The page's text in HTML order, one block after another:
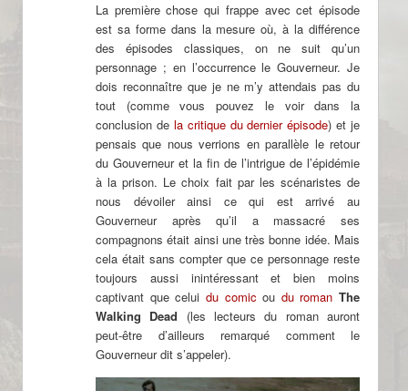
La première chose qui frappe avec cet épisode
est sa forme dans la mesure où, à la différence
des épisodes classiques, on ne suit qu’un
personnage ; en l’occurrence le Gouverneur. Je
dois reconnaître que je ne m’y attendais pas du
tout (comme vous pouvez le voir dans la
conclusion de la critique du dernier épisode) et je
pensais que nous verrions en parallèle le retour
du Gouverneur et la fin de l’intrigue de l’épidémie
à la prison. Le choix fait par les scénaristes de
nous dévoiler ainsi ce qui est arrivé au
Gouverneur après qu’il a massacré ses
compagnons était ainsi une très bonne idée. Mais
cela était sans compter que ce personnage reste
toujours aussi inintéressant et bien moins
captivant que celui du comic ou du roman The
Walking Dead (les lecteurs du roman auront
peut-être d’ailleurs remarqué comment le
Gouverneur dit s’appeler).